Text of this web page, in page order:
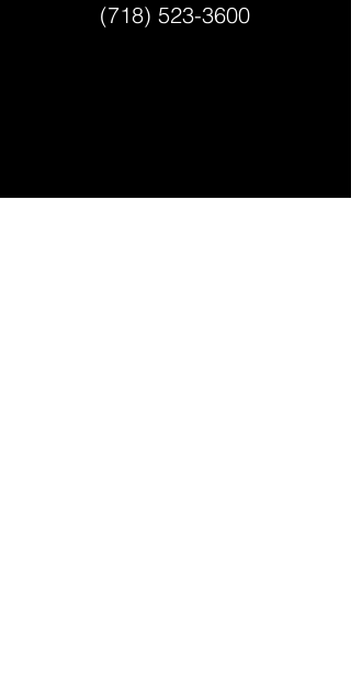
(718) 523-3600